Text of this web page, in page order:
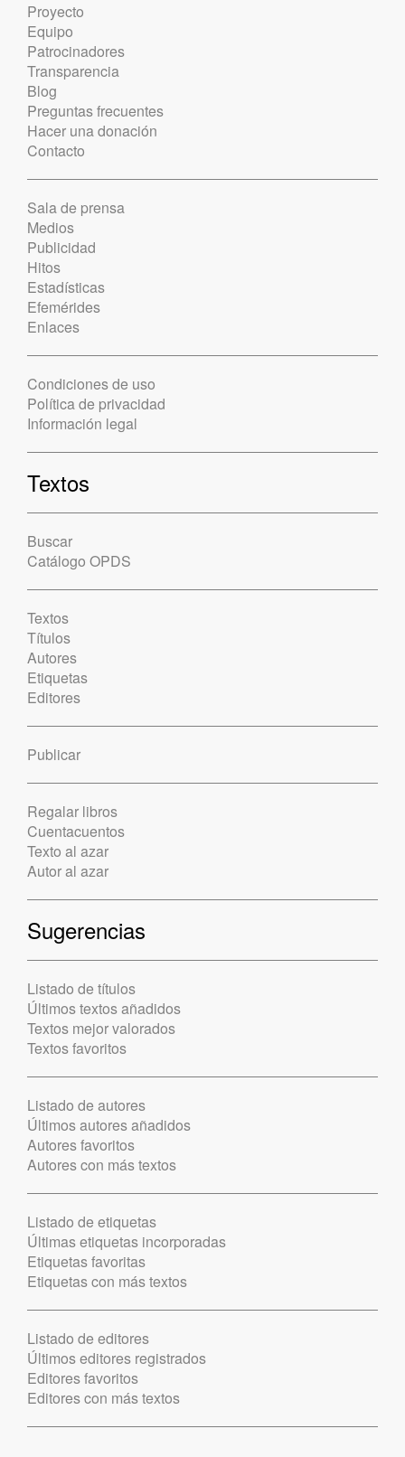
Proyecto
Equipo
Patrocinadores
Transparencia
Blog
Preguntas frecuentes
Hacer una donación
Contacto
Sala de prensa
Medios
Publicidad
Hitos
Estadísticas
Efemérides
Enlaces
Condiciones de uso
Política de privacidad
Información legal
Textos
Buscar
Catálogo OPDS
Textos
Títulos
Autores
Etiquetas
Editores
Publicar
Regalar libros
Cuentacuentos
Texto al azar
Autor al azar
Sugerencias
Listado de títulos
Últimos textos añadidos
Textos mejor valorados
Textos favoritos
Listado de autores
Últimos autores añadidos
Autores favoritos
Autores con más textos
Listado de etiquetas
Últimas etiquetas incorporadas
Etiquetas favoritas
Etiquetas con más textos
Listado de editores
Últimos editores registrados
Editores favoritos
Editores con más textos